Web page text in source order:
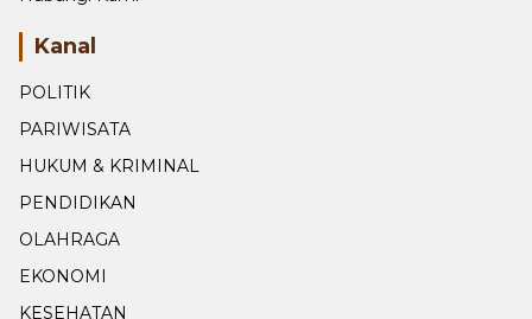
Kanal
POLITIK
PARIWISATA
HUKUM & KRIMINAL
PENDIDIKAN
OLAHRAGA
EKONOMI
KESEHATAN